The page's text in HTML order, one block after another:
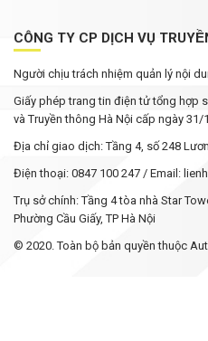
CÔNG TY CP DỊCH VỤ
Người chịu trách nhiệm quản lý nội
Giấy phép trang tin điện tử tổng hợp
và Truyền thông Hà Nội cấp ngày 31/
Địa chỉ giao dịch: Tầng 4, số 248
Điện thoại: 0847 100 247 / Email:
Trụ sở chính: Tầng 4 tòa nhà Star
Phường Cầu Giấy, TP Hà Nội
© 2020. Toàn bộ bản quyền thuộc